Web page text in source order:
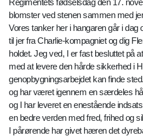
Regimentets fødselsdag den 17.
blomster ved stenen sammen med
Vores tanker her i hangaren går i dag
til jer fra Charlie-kompagniet og dig
holdet. Jeg ved, I er fast besluttet på
med at levere den hårde sikkerhed i
genopbygningsarbejdet kan finde
og har været igennem en særdeles
og I har leveret en enestående
en bedre verden med fred, frihed og
I pårørende har givet hæren det